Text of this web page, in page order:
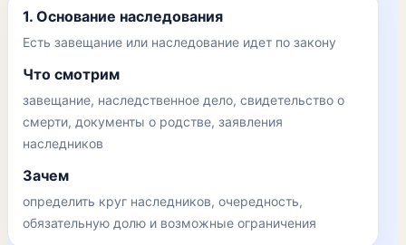
1. Основание наследования
Есть завещание или наследование идет по закону
Что смотрим
завещание, наследственное дело, свидетельство о
смерти, документы о родстве, заявления
наследников
Зачем
определить круг наследников, очередность,
обязательную долю и возможные ограничения